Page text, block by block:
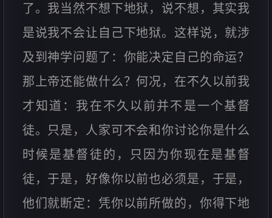
了。我当然不想下地狱，说不想，其实我
是说我不会让自己下地狱。这样说，就涉
及到神学问题了：你能决定自己的命运？
那上帝还能做什么？何况，在不久以前我
才知道：我在不久以前并不是一个基督
徒。只是，人家可不会和你讨论你是什么
时候是基督徒的，只因为你现在是基督
徒，于是，好像你以前也必须是，于是，
他们就断定：凭你以前所做的，你得下地